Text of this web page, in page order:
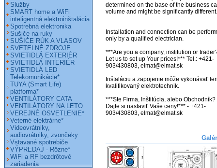
determined on the base of the business
volume and might be significantly
Installation and connection can be
only by a qualified electrician.
***Are you a company, institution or
Let us to set up Your prices!*** Tel.: +421-
903/430803, elmat@elmat.sk
Inštaláciu a zapojenie môže vykonávať
kvalifikovaný elektrotechnik.
***Ste Firma, Inštitúcia, alebo Obchodník?
Dajte si nastaviť Vaše ceny!*** - +421-
903/430803, elmat@elmat.sk
Služby
SMART home a WiFi
inteligentná elektroinštalácia
Spotrebná elektronika
Sušiče na ruky
SUŠIČE RÚK A VLASOV
SVETELNÉ ZDROJE
SVIETIDLÁ EXTERIÉR
SVIETIDLÁ INTERIÉR
SVIETIDLÁ LED
Telekomunikácie*
TUYA (Smart Life)
platforma*
VENTILÁTORY CATA
VENTILÁTORY NA LETO
VEREJNÉ OSVETLENIE*
Veterné elektrárne*
Videovrátniky,
audiovrátniky, zvončeky
Vstavané spotrebiče
VÝPREDAJ - Rôzne*
WiFi a RF bezdrôtové
zariadenia